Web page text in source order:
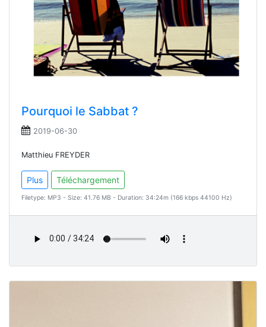
Pourquoi le Sabbat ?
2019-06-30
Matthieu FREYDER
Plus Téléchargement
Filetype: MP3 - Size: 41.76 MB - Duration: 34:24m (166 kbps 44100 Hz)